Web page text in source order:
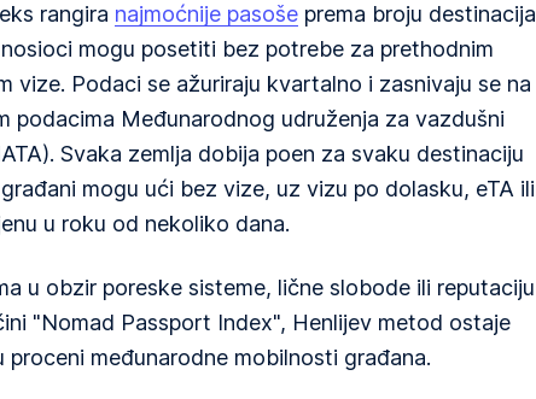
rangira najmoćnije pasoše prema broju destinacija
mogu posetiti bez potrebe za prethodnim
vize. Podaci se ažuriraju kvartalno i zasnivaju se na
podacima Međunarodnog udruženja za vazdušni
Svaka zemlja dobija poen za svaku destinaciju
mogu ući bez vize, uz vizu po dolasku, eTA ili
u roku od nekoliko dana.
u obzir poreske sisteme, lične slobode ili reputaciju
"Nomad Passport Index", Henlijev metod ostaje
proceni međunarodne mobilnosti građana.